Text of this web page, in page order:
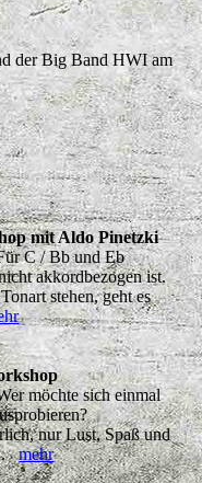
der Big Band HWI am
mit Aldo Pinetzki
C / Bb und Eb
akkordbezogen ist.
stehen, geht es
möchte sich einmal
nur Lust, Spaß und
mehr